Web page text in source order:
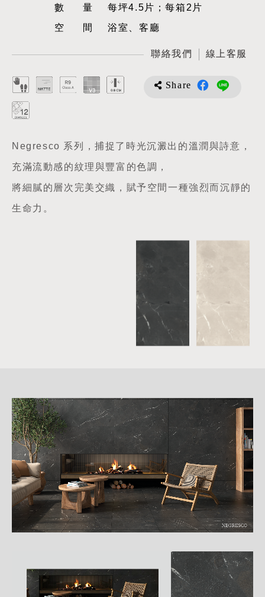
數量每坪4.5片；每箱2片
空間浴室、客廳
聯絡我們 線上客服
Share
Negresco 系列，捕捉了時光沉澱出的溫潤與詩意，
充滿流動感的紋理與豐富的色調，
將細膩的層次完美交織，賦予空間一種強烈而沉靜的
生命力。
詳
細
介
紹